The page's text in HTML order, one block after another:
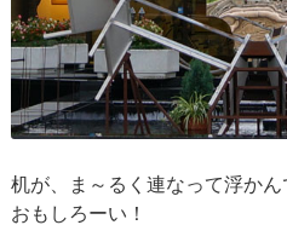
机が、ま～るく連なって浮かん
おもしろーい！